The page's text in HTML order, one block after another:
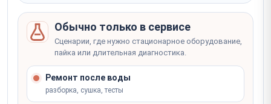
Обычно только в сервисе
Сценарии, где нужно стационарное оборудование,
пайка или длительная диагностика.
Ремонт после воды
разборка, сушка, тесты